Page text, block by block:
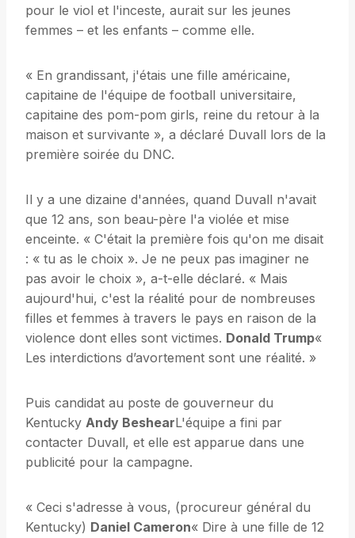
pour le viol et l'inceste, aurait sur les jeunes
femmes – et les enfants – comme elle.
« En grandissant, j'étais une fille américaine,
capitaine de l'équipe de football universitaire,
capitaine des pom-pom girls, reine du retour à la
maison et survivante », a déclaré Duvall lors de la
première soirée du DNC.
Il y a une dizaine d'années, quand Duvall n'avait
que 12 ans, son beau-père l'a violée et mise
enceinte. « C'était la première fois qu'on me disait
: « tu as le choix ». Je ne peux pas imaginer ne
pas avoir le choix », a-t-elle déclaré. « Mais
aujourd'hui, c'est la réalité pour de nombreuses
filles et femmes à travers le pays en raison de la
violence dont elles sont victimes. Donald Trump«
Les interdictions d’avortement sont une réalité. »
Puis candidat au poste de gouverneur du
Kentucky Andy BeshearL'équipe a fini par
contacter Duvall, et elle est apparue dans une
publicité pour la campagne.
« Ceci s'adresse à vous, (procureur général du
Kentucky) Daniel Cameron« Dire à une fille de 12